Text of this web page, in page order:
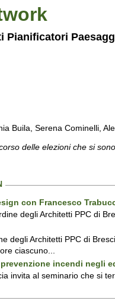
Pianificatori
Buila, Serena Cominelli,
delle elezioni che si
con Francesco
degli Architetti PPC di
degli Architetti PPC di
ciascuno...
incendi negli
invita al seminario che si